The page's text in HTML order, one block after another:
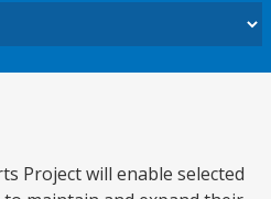
Project will enable selected